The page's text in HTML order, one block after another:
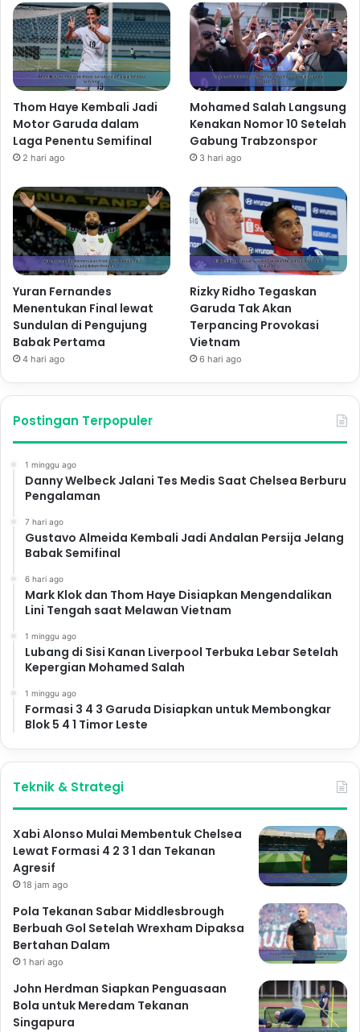
Thom Haye Kembali Jadi
Motor Garuda dalam
Laga Penentu Semifinal
2 hari ago
Mohamed Salah Langsung
Kenakan Nomor 10 Setelah
Gabung Trabzonspor
3 hari ago
Yuran Fernandes
Menentukan Final lewat
Sundulan di Pengujung
Babak Pertama
4 hari ago
Rizky Ridho Tegaskan
Garuda Tak Akan
Terpancing Provokasi
Vietnam
6 hari ago
Postingan Terpopuler
1 minggu ago
Danny Welbeck Jalani Tes Medis Saat Chelsea Berburu
Pengalaman
7 hari ago
Gustavo Almeida Kembali Jadi Andalan Persija Jelang
Babak Semifinal
6 hari ago
Mark Klok dan Thom Haye Disiapkan Mengendalikan
Lini Tengah saat Melawan Vietnam
1 minggu ago
Lubang di Sisi Kanan Liverpool Terbuka Lebar Setelah
Kepergian Mohamed Salah
1 minggu ago
Formasi 3 4 3 Garuda Disiapkan untuk Membongkar
Blok 5 4 1 Timor Leste
Teknik & Strategi
Xabi Alonso Mulai Membentuk Chelsea
Lewat Formasi 4 2 3 1 dan Tekanan
Agresif
18 jam ago
Pola Tekanan Sabar Middlesbrough
Berbuah Gol Setelah Wrexham Dipaksa
Bertahan Dalam
1 hari ago
John Herdman Siapkan Penguasaan
Bola untuk Meredam Tekanan
Singapura